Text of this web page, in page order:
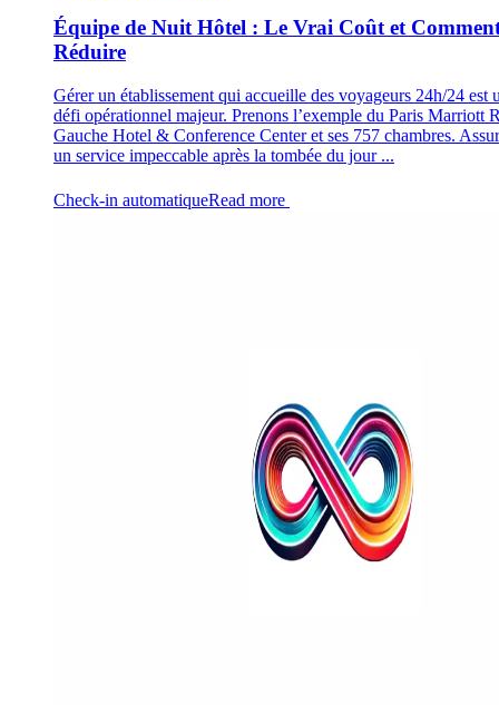
Équipe de Nuit Hôtel : Le Vrai Coût et
Réduire
Gérer un établissement qui accueille des voyageurs 24h/24 est
défi opérationnel majeur. Prenons l’exemple du Paris Marriott
Gauche Hotel & Conference Center et ses 757 chambres.
un service impeccable après la tombée du jour ...
Check-in automatiqueRead more